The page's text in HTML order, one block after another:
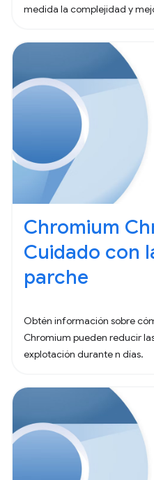
medida la complejidad y
Chromium
Cuidado con
parche
Obtén información sobre
Chromium pueden reducir
explotación durante n días.